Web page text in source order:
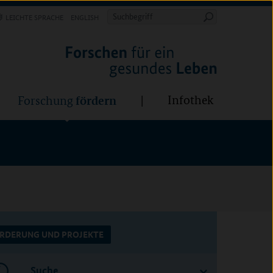
Suchbegriff
Forschung fördern Infothek
UND PROJEKTE
Forschung fördern Infothek